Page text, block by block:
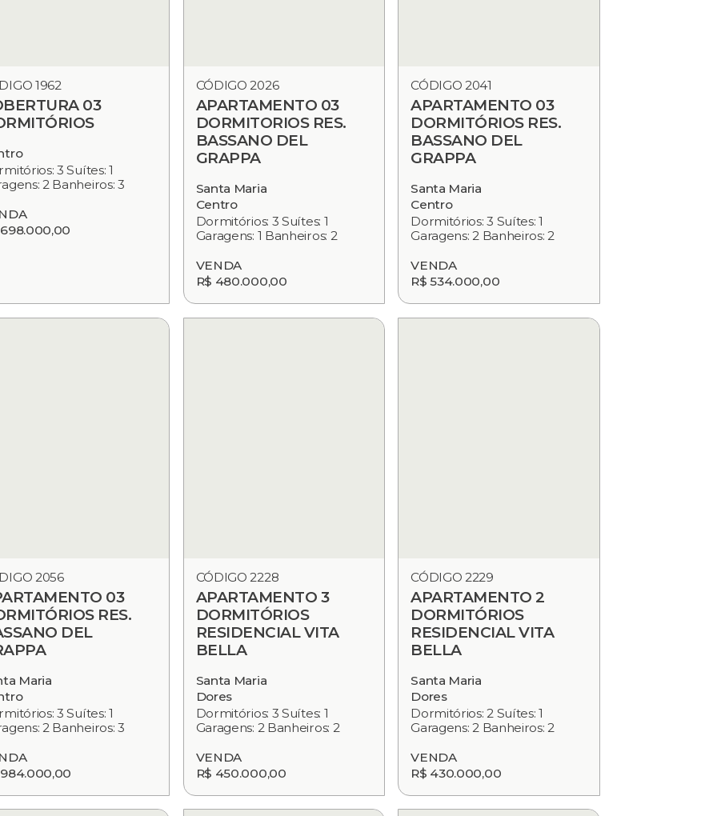
1962
03
3 Suítes: 1
2 Banheiros: 3
698.000,00
CÓDIGO 2026
APARTAMENTO 03
DORMITORIOS RES.
BASSANO DEL
GRAPPA
Santa Maria
Centro
Dormitórios: 3 Suítes: 1
Garagens: 1 Banheiros: 2
VENDA
R$ 480.000,00
CÓDIGO 2041
APARTAMENTO 03
DORMITÓRIOS RES.
BASSANO DEL
GRAPPA
Santa Maria
Centro
Dormitórios: 3 Suítes: 1
Garagens: 2 Banheiros: 2
VENDA
R$ 534.000,00
2056
03
RES.
DEL
Maria
3 Suítes: 1
2 Banheiros: 3
984.000,00
CÓDIGO 2228
APARTAMENTO 3
DORMITÓRIOS
RESIDENCIAL VITA
BELLA
Santa Maria
Dores
Dormitórios: 3 Suítes: 1
Garagens: 2 Banheiros: 2
VENDA
R$ 450.000,00
CÓDIGO 2229
APARTAMENTO 2
DORMITÓRIOS
RESIDENCIAL VITA
BELLA
Santa Maria
Dores
Dormitórios: 2 Suítes: 1
Garagens: 2 Banheiros: 2
VENDA
R$ 430.000,00